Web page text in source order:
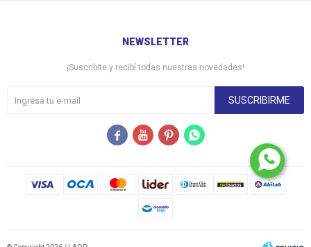
NEWSLETTER
¡Suscribite y recibí todas nuestras novedades!
SUSCRIBIRME
   